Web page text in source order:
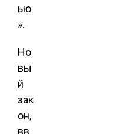
ью
».
Но
вы
й
зак
он,
вв